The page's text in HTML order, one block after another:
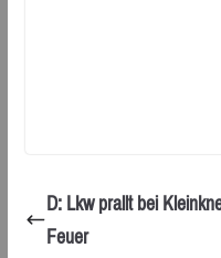
D: Lkw prallt bei
Feuer